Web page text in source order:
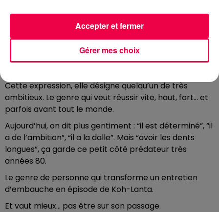
“avoir les dents longues”.
Parce qu’à la base, quelqu’un qui a les dents longues,
ça inspire pas franchement la douceur. On imagine
Cette expression, elle désigne quelqu’un de très
ambitieux. Le genre qui veut réussir vite, haut, fort… et
parfois avant tout le monde.
Aujourd’hui, on dit plus gentiment : “il est déterminé”, “il
a de l’ambition”, “il a la dalle”. Mais “avoir les dents
longues”, ça garde ce petit côté prédateur très
années 80.
Le genre de personne qui transforme un entretien
d’embauche en épisode de Koh-Lanta.
Et vaut mieux… pas être sur son passage.
Gérer mes choix
Accepter et fermer